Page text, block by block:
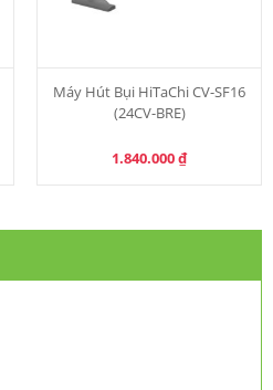
Máy Hút Bụi HiTaChi CV-SF16
(24CV-BRE)
1.840.000₫